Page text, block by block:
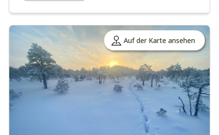
Auf der Karte ansehen